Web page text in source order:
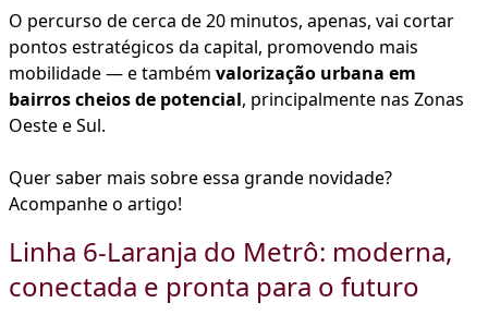
O percurso de cerca de 20 minutos, apenas, vai cortar
pontos estratégicos da capital, promovendo mais
mobilidade — e também valorização urbana em
bairros cheios de potencial, principalmente nas Zonas
Oeste e Sul.
Quer saber mais sobre essa grande novidade?
Acompanhe o artigo!
Linha 6-Laranja do Metrô: moderna,
conectada e pronta para o futuro